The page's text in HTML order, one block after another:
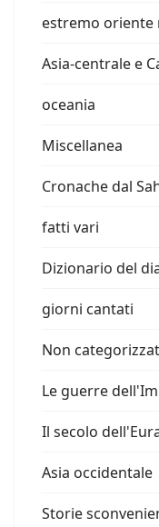
estremo oriente
Asia-centrale e
oceania
Miscellanea
Cronache dal
fatti vari
Dizionario del
giorni cantati
Non
Le guerre
Il secolo
Asia occidentale
Storie